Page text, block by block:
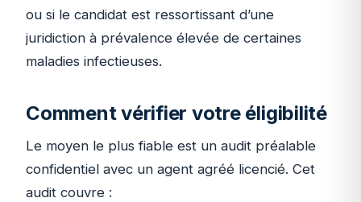
ou si le candidat est ressortissant d’une
juridiction à prévalence élevée de certaines
maladies infectieuses.
Comment vérifier votre éligibilité
Le moyen le plus fiable est un audit préalable
confidentiel avec un agent agréé licencié. Cet
audit couvre :